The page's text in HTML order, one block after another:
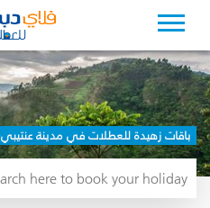
باقات زهيدة للعطلات في مدينة عنتيبي